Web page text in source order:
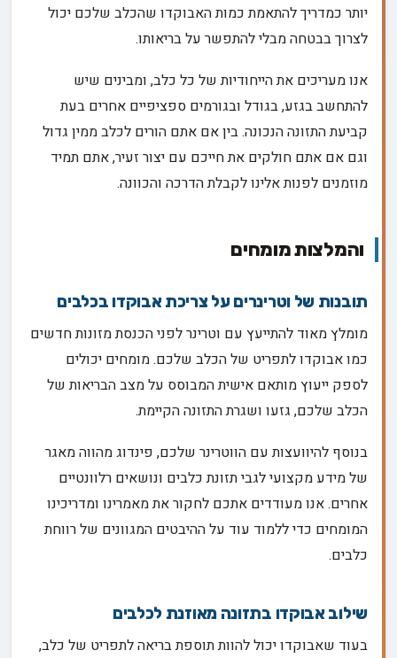
יותר כמדריך להתאמת כמות האבוקדו שהכלב שלכם יכול
לצרוך בבטחה מבלי להתפשר על בריאותו.
אנו מעריכים את הייחודיות של כל כלב, ומבינים שיש
להתחשב בגזע, בגודל ובגורמים ספציפיים אחרים בעת
קביעת התזונה הנכונה. בין אם אתם הורים לכלב ממין גדול
וגם אם אתם חולקים את חייכם עם יצור זעיר, אתם תמיד
מוזמנים לפנות אלינו לקבלת הדרכה והכוונה.
והמלצות מומחים
תובנות של וטרינרים על צריכת אבוקדו בכלבים
מומלץ מאוד להתייעץ עם וטרינר לפני הכנסת מזונות חדשים
כמו אבוקדו לתפריט של הכלב שלכם. מומחים יכולים
לספק ייעוץ מותאם אישית המבוסס על מצב הבריאות של
הכלב שלכם, גזעו ושגרת התזונה הקיימת.
בנוסף להיוועצות עם הווטרינר שלכם, פינדוג מהווה מאגר
של מידע מקצועי לגבי תזונת כלבים ונושאים רלוונטיים
אחרים. אנו מעודדים אתכם לחקור את מאמרינו ומדריכינו
המומחים כדי ללמוד עוד על ההיבטים המגוונים של רווחת
כלבים.
שילוב אבוקדו בתזונה מאוזנת לכלבים
בעוד שאבוקדו יכול להוות תוספת בריאה לתפריט של כלב,